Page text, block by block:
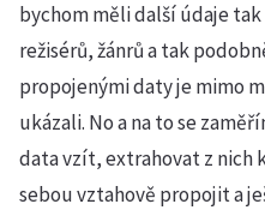
bychom měli další údaje
režisérů, žánrů a tak
propojenými daty je mimo
ukázali. No a na to se
data vzít, extrahovat z nich
sebou vztahově propojit a